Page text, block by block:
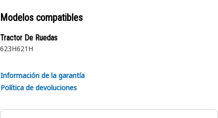
Modelos compatibles
Tractor De Ruedas
623H621H
Información de la garantía
Política de devoluciones